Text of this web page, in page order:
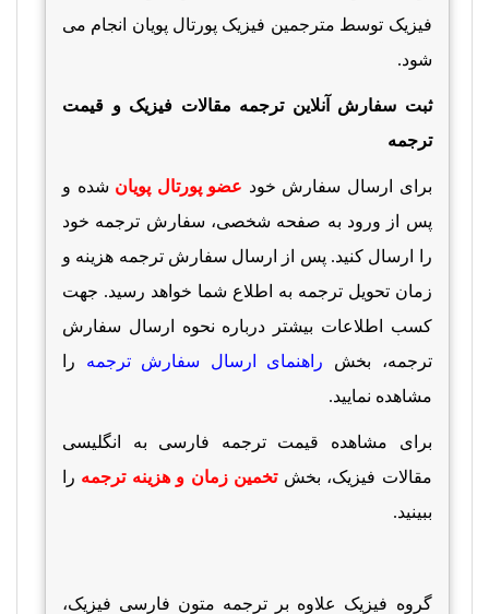
فیزیک توسط مترجمین فیزیک پورتال پویان انجام می
شود.
ثبت سفارش آنلاین ترجمه مقالات فیزیک و قیمت
ترجمه
برای ارسال سفارش خود عضو پورتال پویان شده و
پس از ورود به صفحه شخصی، سفارش ترجمه خود
را ارسال کنید. پس از ارسال سفارش ترجمه هزینه و
زمان تحویل ترجمه به اطلاع شما خواهد رسید. جهت
کسب اطلاعات بیشتر درباره نحوه ارسال سفارش
ترجمه، بخش راهنمای ارسال سفارش ترجمه را
مشاهده نمایید.
برای مشاهده قیمت ترجمه فارسی به انگلیسی
مقالات فیزیک، بخشتخمین زمان و هزینه ترجمه را
ببینید.
گروه فیزیک علاوه بر ترجمه متون فارسی فیزیک،